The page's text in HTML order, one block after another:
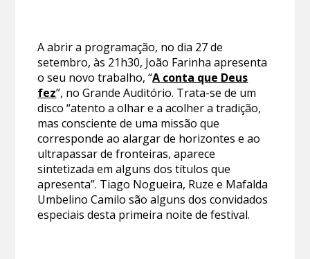
A abrir a programação, no dia 27 de
setembro, às 21h30, João Farinha apresenta
o seu novo trabalho, “A conta que Deus
fez”, no Grande Auditório. Trata-se de um
disco “atento a olhar e a acolher a tradição,
mas consciente de uma missão que
corresponde ao alargar de horizontes e ao
ultrapassar de fronteiras, aparece
sintetizada em alguns dos títulos que
apresenta”. Tiago Nogueira, Ruze e Mafalda
Umbelino Camilo são alguns dos convidados
especiais desta primeira noite de festival.